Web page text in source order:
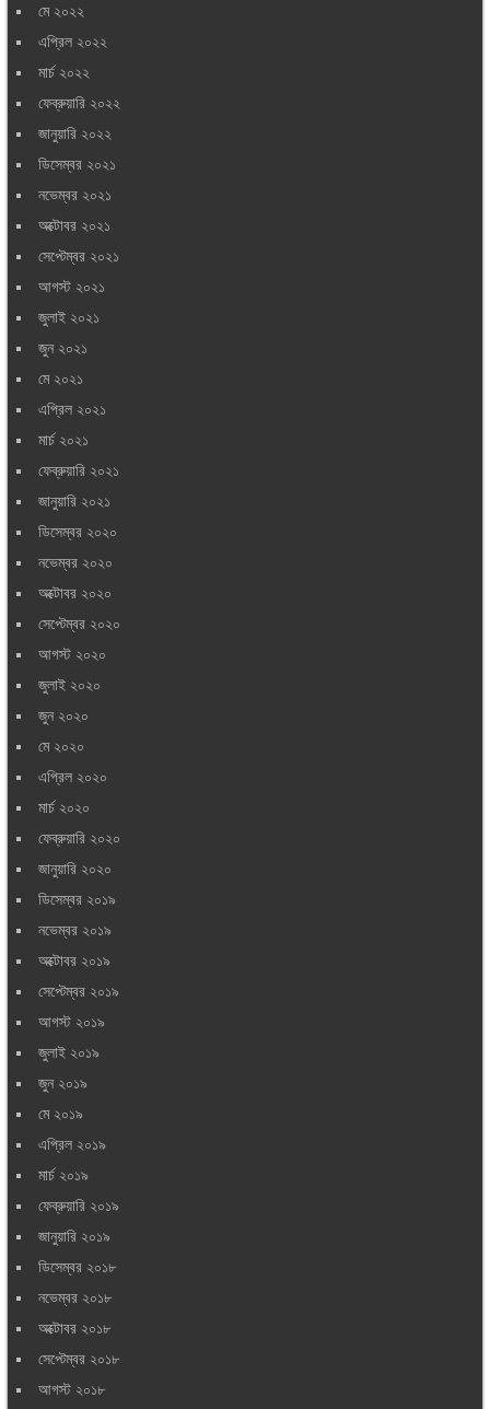
মে ২০২২
এপ্রিল ২০২২
মার্চ ২০২২
ফেব্রুয়ারি ২০২২
জানুয়ারি ২০২২
ডিসেম্বর ২০২১
নভেম্বর ২০২১
অক্টোবর ২০২১
সেপ্টেম্বর ২০২১
আগস্ট ২০২১
জুলাই ২০২১
জুন ২০২১
মে ২০২১
এপ্রিল ২০২১
মার্চ ২০২১
ফেব্রুয়ারি ২০২১
জানুয়ারি ২০২১
ডিসেম্বর ২০২০
নভেম্বর ২০২০
অক্টোবর ২০২০
সেপ্টেম্বর ২০২০
আগস্ট ২০২০
জুলাই ২০২০
জুন ২০২০
মে ২০২০
এপ্রিল ২০২০
মার্চ ২০২০
ফেব্রুয়ারি ২০২০
জানুয়ারি ২০২০
ডিসেম্বর ২০১৯
নভেম্বর ২০১৯
অক্টোবর ২০১৯
সেপ্টেম্বর ২০১৯
আগস্ট ২০১৯
জুলাই ২০১৯
জুন ২০১৯
মে ২০১৯
এপ্রিল ২০১৯
মার্চ ২০১৯
ফেব্রুয়ারি ২০১৯
জানুয়ারি ২০১৯
ডিসেম্বর ২০১৮
নভেম্বর ২০১৮
অক্টোবর ২০১৮
সেপ্টেম্বর ২০১৮
আগস্ট ২০১৮